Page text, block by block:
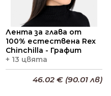
Лента за глава от
100% естествена Rex
Chinchilla - Графит
+ 13 цвята
46.02 € (90.01 лв)